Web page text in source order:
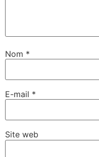
Nom *
E-mail *
Site web